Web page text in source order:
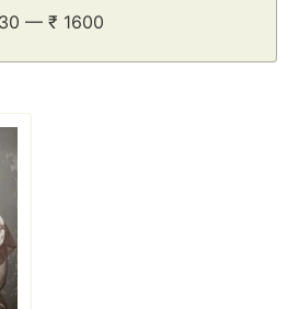
30 — ₹ 1600